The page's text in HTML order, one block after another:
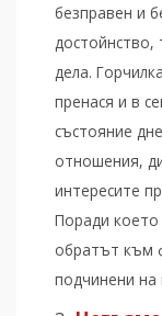
безправен и
дела.
пренася и в
състояние
отношения,
интересите
Поради
обратът към
подчинени на